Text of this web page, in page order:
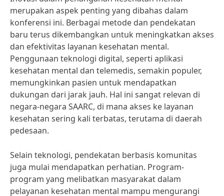
merupakan aspek penting yang dibahas dalam
konferensi ini. Berbagai metode dan pendekatan
baru terus dikembangkan untuk meningkatkan akses
dan efektivitas layanan kesehatan mental.
Penggunaan teknologi digital, seperti aplikasi
kesehatan mental dan telemedis, semakin populer,
memungkinkan pasien untuk mendapatkan
dukungan dari jarak jauh. Hal ini sangat relevan di
negara-negara SAARC, di mana akses ke layanan
kesehatan sering kali terbatas, terutama di daerah
pedesaan.
Selain teknologi, pendekatan berbasis komunitas
juga mulai mendapatkan perhatian. Program-
program yang melibatkan masyarakat dalam
pelayanan kesehatan mental mampu mengurangi